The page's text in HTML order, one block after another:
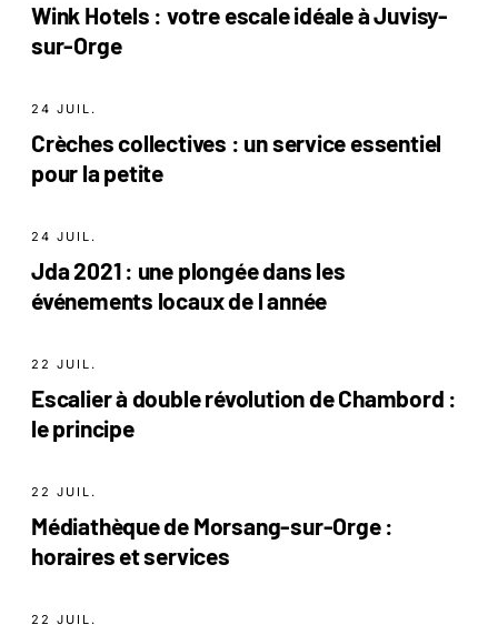
Wink Hotels : votre escale idéale à Juvisy-
sur-Orge
24 JUIL.
Crèches collectives : un service essentiel
pour la petite
24 JUIL.
Jda 2021 : une plongée dans les
événements locaux de l année
22 JUIL.
Escalier à double révolution de Chambord :
le principe
22 JUIL.
Médiathèque de Morsang-sur-Orge :
horaires et services
22 JUIL.